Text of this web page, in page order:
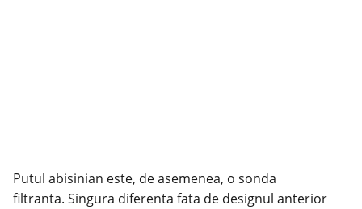
Putul abisinian este, de asemenea, o sonda
filtranta. Singura diferenta fata de designul anterior